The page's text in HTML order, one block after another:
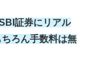
証券にリアル
ろん手数料は無